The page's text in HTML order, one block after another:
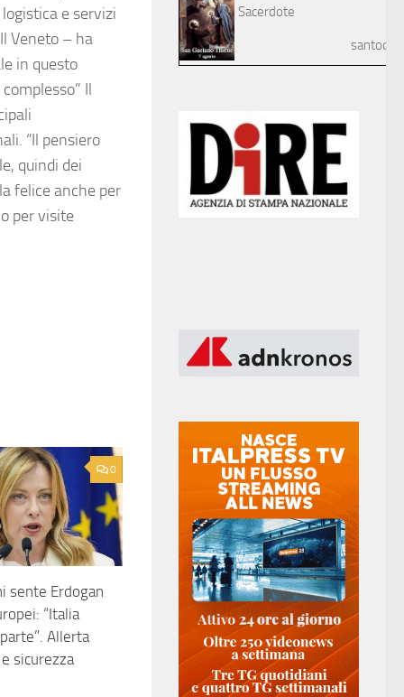
e servizi
Veneto – ha
in questo
Il
“Il pensiero
quindi dei
felice anche per
per visite
0
sente Erdogan
“Italia
Allerta
sicurezza
Sacerdote